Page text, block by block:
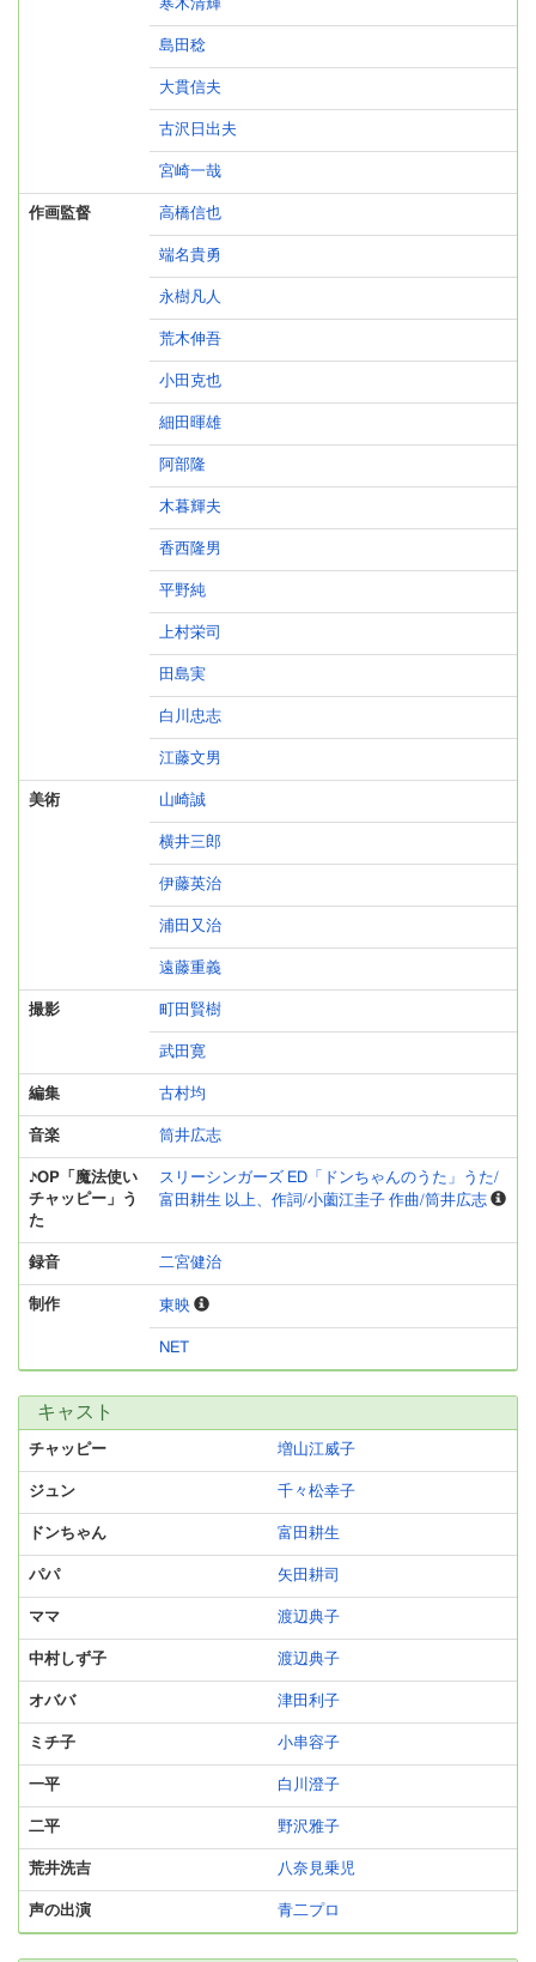
寒木清輝
島田稔
大貫信夫
古沢日出夫
宮崎一哉
作画監督 高橋信也
端名貴勇
永樹凡人
荒木伸吾
小田克也
細田暉雄
阿部隆
木暮輝夫
香西隆男
平野純
上村栄司
田島実
白川忠志
江藤文男
美術 山崎誠
横井三郎
伊藤英治
浦田又治
遠藤重義
撮影 町田賢樹
武田寛
編集 古村均
音楽 筒井広志
♪OP「魔法使い
チャッピー」う
た
スリーシンガーズ ED「ドンちゃんのうた」うた/
富田耕生 以上、作詞/小薗江圭子 作曲/筒井広志
録音 二宮健治
制作 東映
NET
キャスト
チャッピー 増山江威子
ジュン 千々松幸子
ドンちゃん 富田耕生
パパ 矢田耕司
ママ 渡辺典子
中村しず子 渡辺典子
オババ 津田利子
ミチ子 小串容子
一平 白川澄子
二平 野沢雅子
荒井洗吉 八奈見乗児
声の出演 青二プロ